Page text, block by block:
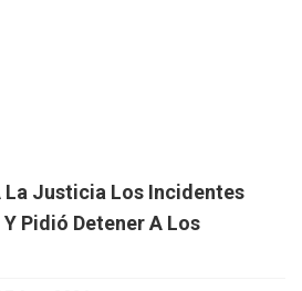
La Justicia Los Incidentes
Pidió Detener A Los